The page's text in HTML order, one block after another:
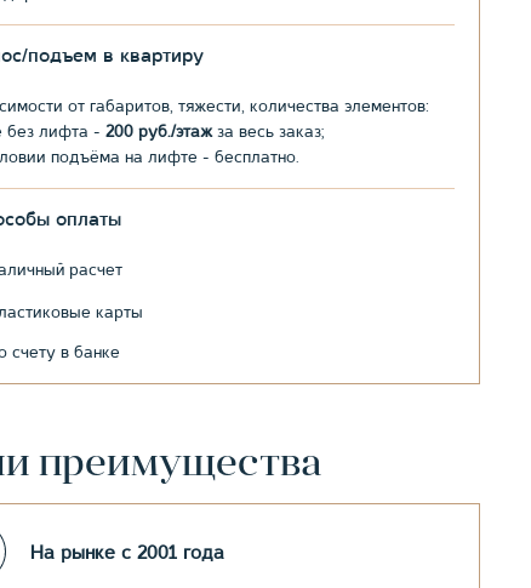
подъем в квартиру
от габаритов, тяжести, количества элементов:
без лифта - 200 руб./этажза весь заказ;
подъёма на лифте - бесплатно.
оплаты
расчет
карты
счету в банке
преимущества
На рынке с 2001 года